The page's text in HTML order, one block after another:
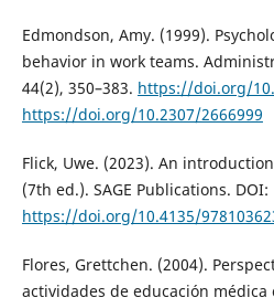
Edmondson, Amy. (1999).
behavior in work teams.
44(2), 350–383. https://doi.org/
https://doi.org/10.2307/2666999
Flick, Uwe. (2023). An
(7th ed.). SAGE Publications. DOI:
https://doi.org/10.4135/
Flores, Grettchen. (2004).
actividades de educación médica